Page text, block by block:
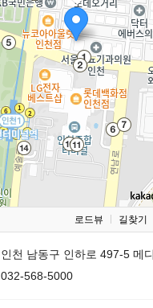
로드뷰 길찾기
인천 남동구 인하로 497-5 메
032-568-5000